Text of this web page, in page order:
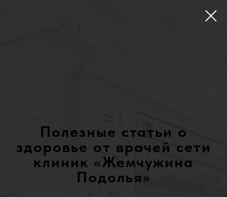
Полезные статьи о
здоровье от врачей сети
клиник «Жемчужина
Подолья»